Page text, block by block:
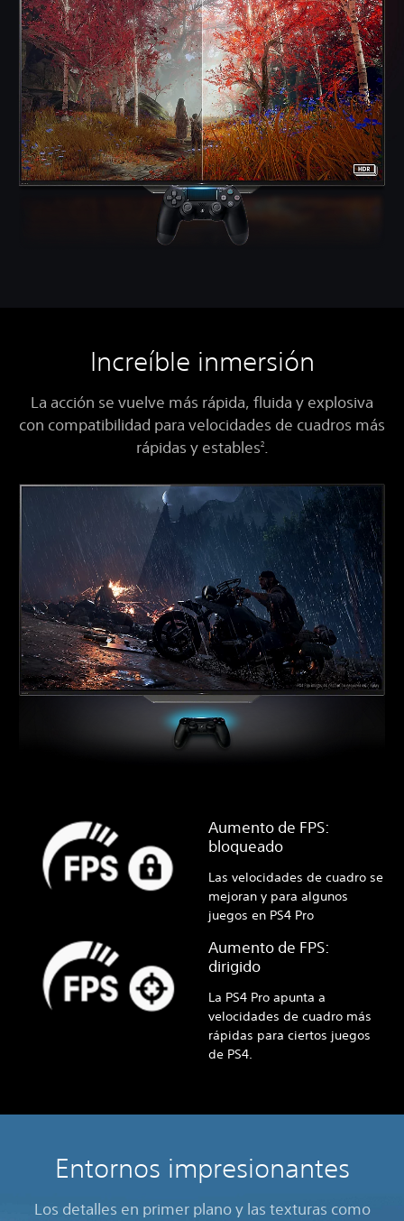
Increíble inmersión
La acción se vuelve más rápida, fluida y explosiva
con compatibilidad para velocidades de cuadros más
rápidas y estables2.
Aumento de FPS:
bloqueado
Las velocidades de cuadro se
mejoran y para algunos
juegos en PS4 Pro
Aumento de FPS:
dirigido
La PS4 Pro apunta a
velocidades de cuadro más
rápidas para ciertos juegos
de PS4.
Entornos impresionantes
Los detalles en primer plano y las texturas como